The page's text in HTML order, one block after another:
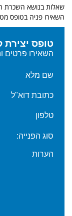
שאלות בנושא השכרת
השאירו פניה בטופס